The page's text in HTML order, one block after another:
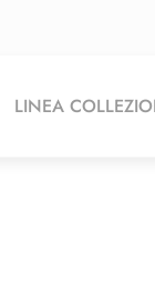
LINEA